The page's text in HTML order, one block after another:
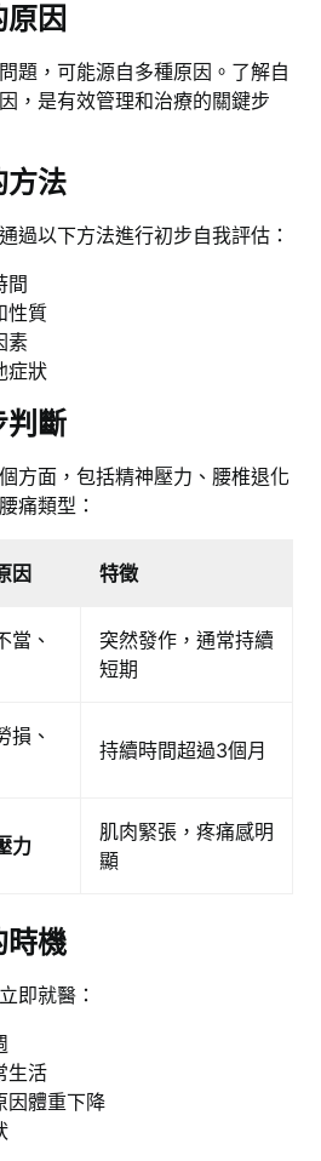
因
題，可能源自多種原因。了解自
，是有效管理和治療的關鍵步
方法
過以下方法進行初步自我評估：
間
性質
素
症狀
判斷
方面，包括精神壓力、腰椎退化
痛類型：
因 特徵
當、
突然發作，通常持續
短期
損、
持續時間超過3個月
力
肌肉緊張，疼痛感明
顯
時機
即就醫：
生活
因體重下降